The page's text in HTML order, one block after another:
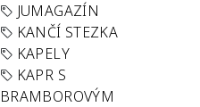
JUMAGAZÍN
KANČÍ STEZKA
KAPELY
KAPR S
BRAMBOROVÝM